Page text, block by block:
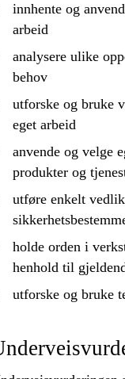
innhente og
arbeid
analysereulike
behov
utforskeog bruke
eget arbeid
anvendeog velge
produkter og
utføre enkelt
holde orden i
henhold til
utforskeog bruke